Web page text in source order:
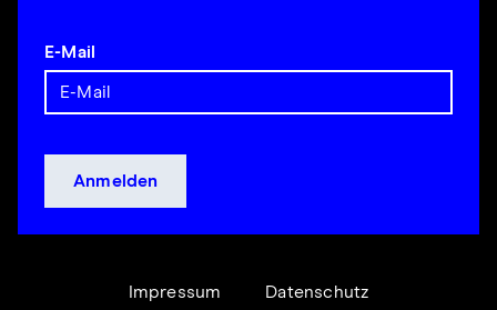
E-Mail
Impressum Datenschutz